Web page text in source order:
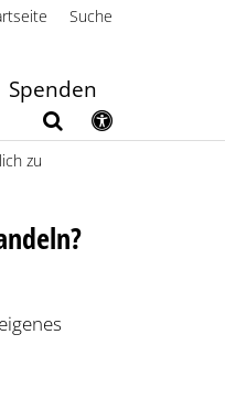
Suche
Spenden
zu